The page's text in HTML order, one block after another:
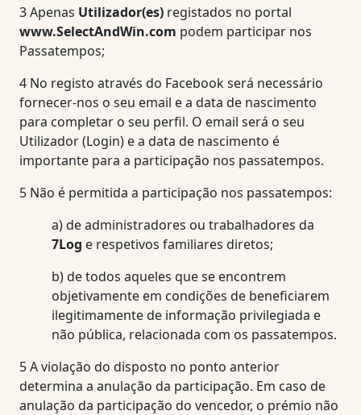
3Apenas Utilizador(es) registados no portal
www.SelectAndWin.com podem participar nos
Passatempos;
4 No registo através do Facebook será necessário
fornecer-nos o seu email e a data de nascimento
para completar o seu perfil. O email será o seu
Utilizador (Login) e a data de nascimento é
importante para a participação nos passatempos.
5 Não é permitida a participação nos passatempos:
a)de administradores ou trabalhadores da
7Log e respetivos familiares diretos;
b)de todos aqueles que se encontrem
objetivamente em condições de beneficiarem
ilegitimamente de informação privilegiada e
não pública, relacionada com os passatempos.
5A violação do disposto no ponto anterior
determina a anulação da participação. Em caso de
anulação da participação do vencedor, o prémio não